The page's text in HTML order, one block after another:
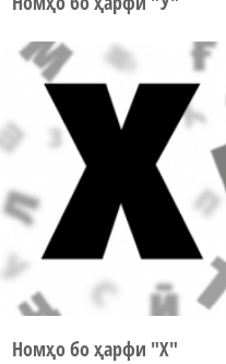
Номҳо бо ҳарфи "Х"